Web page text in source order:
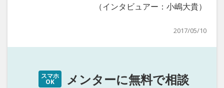
（インタビュアー：小嶋大貴）
2017/05/10
スマホ
OK メンターに無料で相談